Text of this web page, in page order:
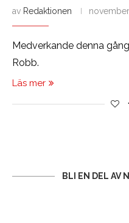
av Redaktionen
Medverkande denna
Robb.
Läs mer
BLI EN DEL AV